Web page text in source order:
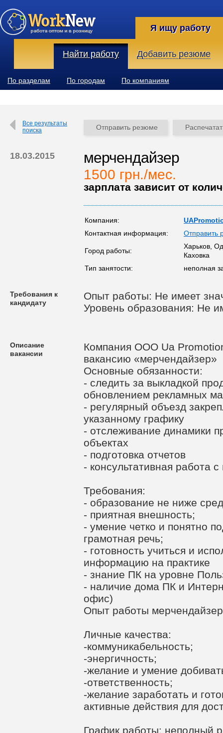
Я ищу работу
Найти работу Добавить резюме
По разделам По городам По компаниям
Все результаты
поиска
Отправить резюме
18.03.2015 мерчендайзер
1500 грн./мес.
зарплата зависит от
Компания:
Контактная информация:
Отправить
Город работы:
Харьков,
Каховка
Тип занятости:
неполная
Требования к
кандидату
Опыт работы: Не имеет
Уровень образования: Не
Описание
вакансии
Компания OOO Ua
вакансию «мерчендайзер»
Основные обязанности:
- следить за выкладкой
обновлением рекламных
- регулярный объезд
указанному графику
- отслеживание динамики
объектах
- подготовка отчетов
- консультативная работа
Требования:
- образование не ниже
- приятная внешность;
- умение четко и понятно
грамотная речь;
- готовность учиться и
информацию на практике
- знание ПК на уровне
- наличие дома ПК и
офис)
Опыт работы
Личные качества:
-коммуникабельность;
-энергичность;
-желание и умение
-ответственность;
-желание заработать и
активные действия для
График работы: неполный